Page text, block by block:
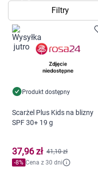
Kobieta w ciąży i mama
Dziecko
Kosmetyki
Mężczyzna
Zdrowy styl życia
Filtry
Produkt dostępny
Scarżel Plus Kids na blizny
SPF 30+ 19 g
37,96 zł 41,10 zł
-8% Cena z 30 dni